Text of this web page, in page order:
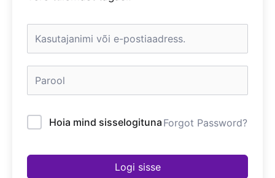
Hoia mind sisselogituna Forgot Password?
Logi sisse